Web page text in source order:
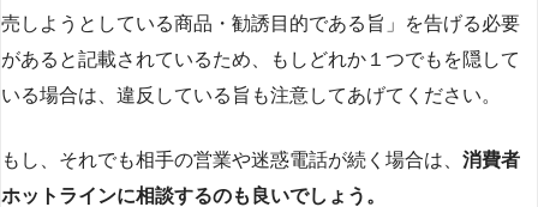
売しようとしている商品・勧誘目的である旨」を告げる必要
があると記載されているため、もしどれか１つでもを隠して
いる場合は、違反している旨も注意してあげてください。
もし、それでも相手の営業や迷惑電話が続く場合は、 消費者
ホットラインに相談するのも良いでしょう。